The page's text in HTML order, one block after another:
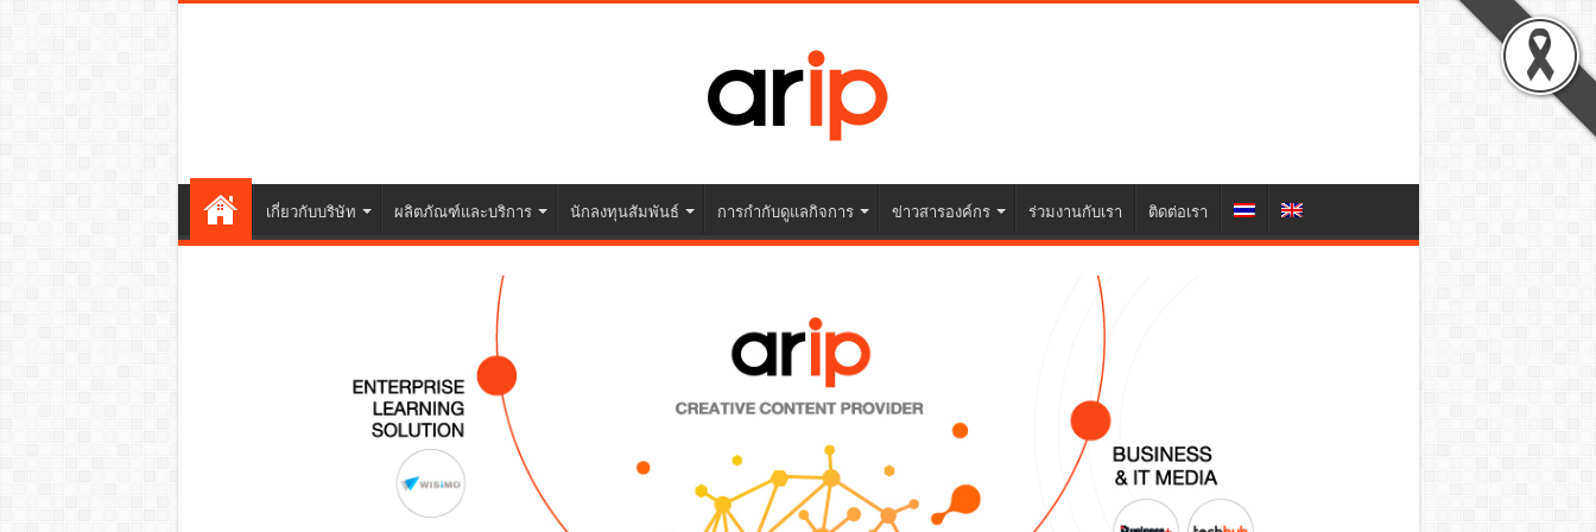
เกี่ยวกับบริษัท ผลิตภัณฑ์และบริการ นักลงทุนสัมพันธ์ การกำกับดูแลกิจการ ข่าวสารองค์กร ร่วมงานกับเรา ติดต่อเรา